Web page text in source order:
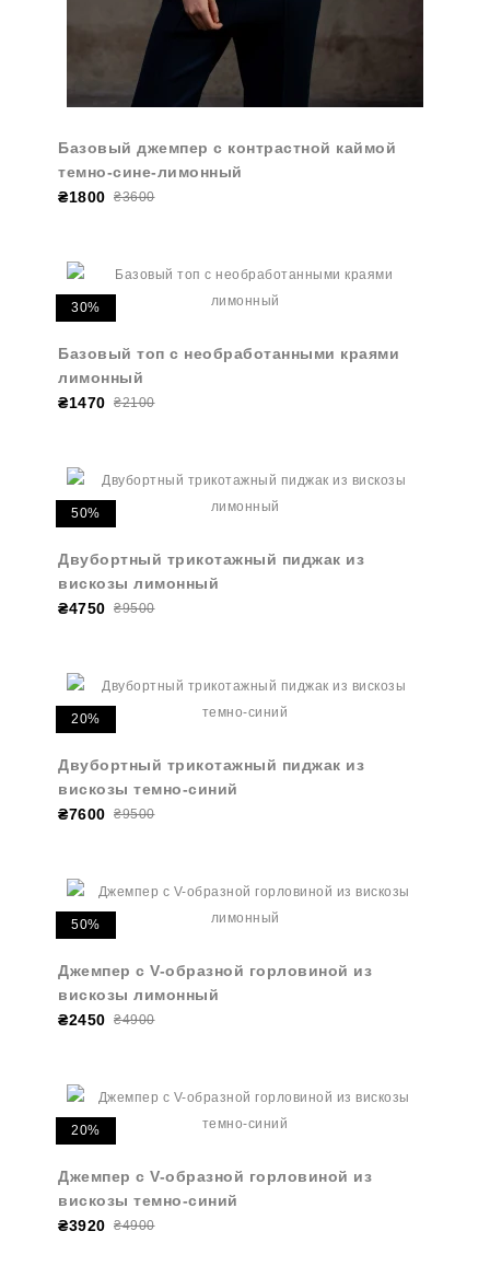
Базовый джемпер с контрастной каймой
темно-сине-лимонный
₴1800 ₴3600
30%
Базовый топ с необработанными краями
лимонный
₴1470 ₴2100
50%
Двубортный трикотажный пиджак из
вискозы лимонный
₴4750 ₴9500
20%
Двубортный трикотажный пиджак из
вискозы темно-синий
₴7600 ₴9500
50%
Джемпер с V-образной горловиной из
вискозы лимонный
₴2450 ₴4900
20%
Джемпер с V-образной горловиной из
вискозы темно-синий
₴3920 ₴4900